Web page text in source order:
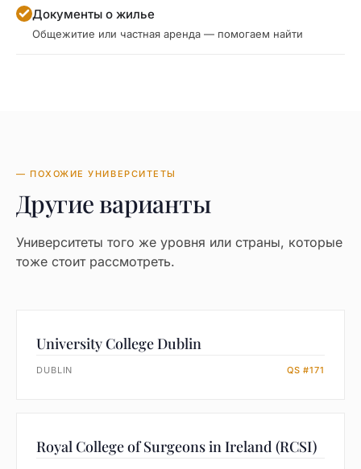
Документы о жилье
Общежитие или частная аренда — помогаем найти
— ПОХОЖИЕ УНИВЕРСИТЕТЫ
Другие варианты
Университеты того же уровня или страны, которые
тоже стоит рассмотреть.
University College Dublin
DUBLIN QS #171
Royal College of Surgeons in Ireland (RCSI)